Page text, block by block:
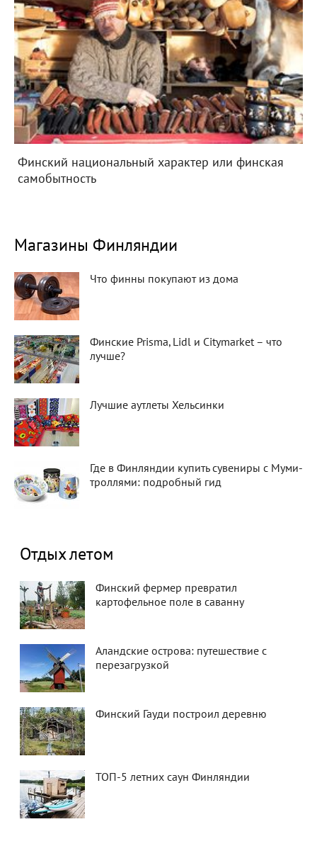
Финский национальный характер или финская
самобытность
Магазины Финляндии
Что финны покупают из дома
Финские Prisma, Lidl и Citymarket – что
лучше?
Лучшие аутлеты Хельсинки
Где в Финляндии купить сувениры с Муми-
троллями: подробный гид
Отдых летом
Финский фермер превратил
картофельное поле в саванну
Аландские острова: путешествие с
перезагрузкой
Финский Гауди построил деревню
ТОП-5 летних саун Финляндии